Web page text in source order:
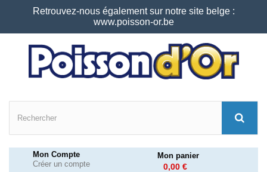
Retrouvez-nous également sur notre site belge :
www.poisson-or.be
Mon Compte
Créer un compte
Mon panier
0,00 €